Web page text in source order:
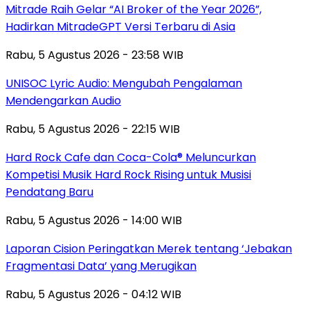
Mitrade Raih Gelar “AI Broker of the Year 2026”,
Hadirkan MitradeGPT Versi Terbaru di Asia
Rabu, 5 Agustus 2026 - 23:58 WIB
UNISOC Lyric Audio: Mengubah Pengalaman
Mendengarkan Audio
Rabu, 5 Agustus 2026 - 22:15 WIB
Hard Rock Cafe dan Coca-Cola® Meluncurkan
Kompetisi Musik Hard Rock Rising untuk Musisi
Pendatang Baru
Rabu, 5 Agustus 2026 - 14:00 WIB
Laporan Cision Peringatkan Merek tentang ‘Jebakan
Fragmentasi Data’ yang Merugikan
Rabu, 5 Agustus 2026 - 04:12 WIB